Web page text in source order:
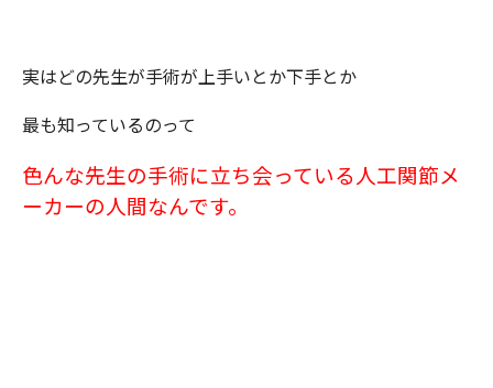
実はどの先生が手術が上手いとか下手とか
最も知っているのって
色んな先生の手術に立ち会っている人工関節メ
ーカーの人間なんです。